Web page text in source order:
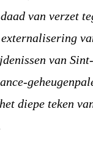
van verzet
van
diepe teken